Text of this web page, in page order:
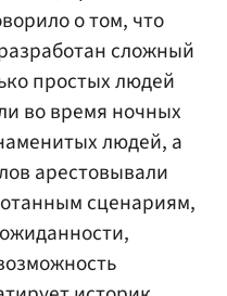
о том, что
сложный
простых людей
во время ночных
людей, а
арестовывали
сценариям,